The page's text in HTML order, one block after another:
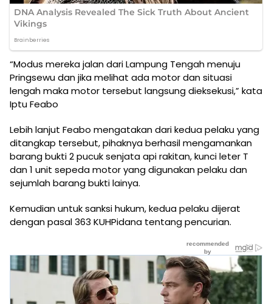
“Modus mereka jalan dari Lampung Tengah menuju
Pringsewu dan jika melihat ada motor dan situasi
lengah maka motor tersebut langsung dieksekusi,” kata
Iptu Feabo
Lebih lanjut Feabo mengatakan dari kedua pelaku yang
ditangkap tersebut, pihaknya berhasil mengamankan
barang bukti 2 pucuk senjata api rakitan, kunci leter T
dan 1 unit sepeda motor yang digunakan pelaku dan
sejumlah barang bukti lainya.
Kemudian untuk sanksi hukum, kedua pelaku dijerat
dengan pasal 363 KUHPidana tentang pencurian.